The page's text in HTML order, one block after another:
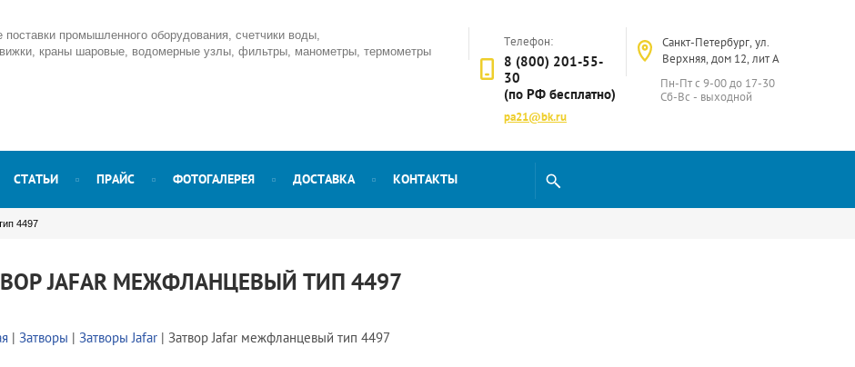
поставки промышленного оборудования, счетчики воды,
краны шаровые, водомерные узлы, фильтры, манометры, термометры
Телефон:
8 (800) 201-55-
30
(по РФ бесплатно)
pa21@bk.ru
Санкт-Петербург, ул.
Верхняя, дом 12, лит А
Пн-Пт с 9-00 до 17-30
Сб-Вс - выходной
СТАТЬИ ПРАЙС ФОТОГАЛЕРЕЯ ДОСТАВКА КОНТАКТЫ
4497
JAFAR МЕЖФЛАНЦЕВЫЙ ТИП 4497
| Затворы | Затворы Jafar | Затвор Jafar межфланцевый тип 4497